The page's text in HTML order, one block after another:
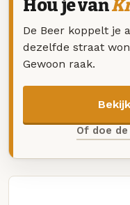
Hou je van
De Beer koppelt je
dezelfde straat
Gewoon raak.
Of doe